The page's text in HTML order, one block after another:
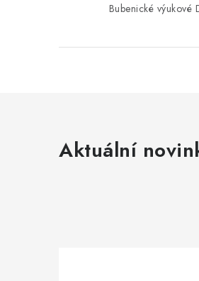
Bubenické výukové
Aktuální